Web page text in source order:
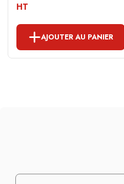
HT
AJOUTER AU PANIER